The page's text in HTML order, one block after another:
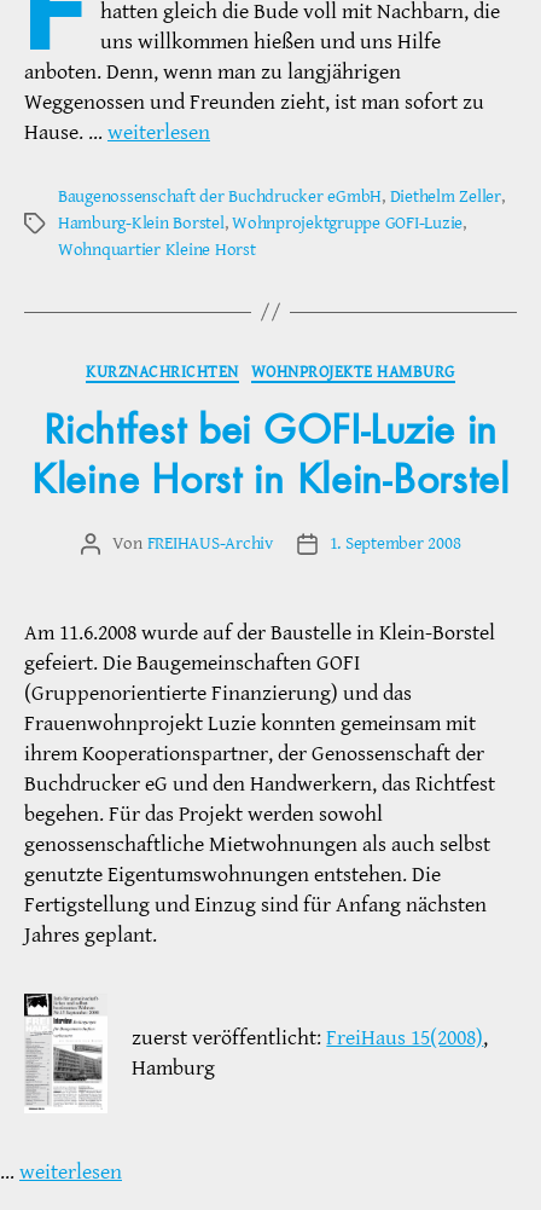
hatten gleich die Bude voll mit Nachbarn, die
uns willkommen hießen und uns Hilfe
anboten. Denn, wenn man zu langjährigen
Weggenossen und Freunden zieht, ist man sofort zu
Hause. … weiterlesen
Schlagwörter
Baugenossenschaft der Buchdrucker eGmbH, Diethelm Zeller,
Hamburg-Klein Borstel,Wohnprojektgruppe GOFI-Luzie,
Wohnquartier Kleine Horst
Kategorien
KURZNACHRICHTEN WOHNPROJEKTE HAMBURG
Richtfest bei GOFI-Luzie in
Kleine Horst in Klein-Borstel
Beitragsautor
Von FREIHAUS-Archiv Veröffentlichungsdatum
1. September 2008
Am 11.6.2008 wurde auf der Baustelle in Klein-Borstel
gefeiert. Die Baugemeinschaften GOFI
(Gruppenorientierte Finanzierung) und das
Frauenwohnprojekt Luzie konnten gemeinsam mit
ihrem Kooperationspartner, der Genossenschaft der
Buchdrucker eG und den Handwerkern, das Richtfest
begehen. Für das Projekt werden sowohl
genossenschaftliche Mietwohnungen als auch selbst
genutzte Eigentumswohnungen entstehen. Die
Fertigstellung und Einzug sind für Anfang nächsten
Jahres geplant.
zuerst veröffentlicht:FreiHaus 15(2008),
Hamburg
… weiterlesen